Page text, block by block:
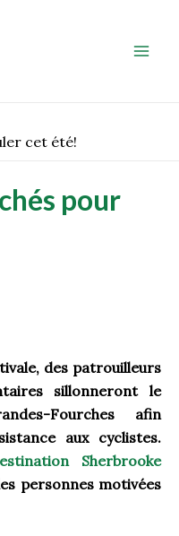
cet été!
pour
des patrouilleurs
sillonneront le
Fourches afin
aux cyclistes.
Sherbrooke
personnes motivées